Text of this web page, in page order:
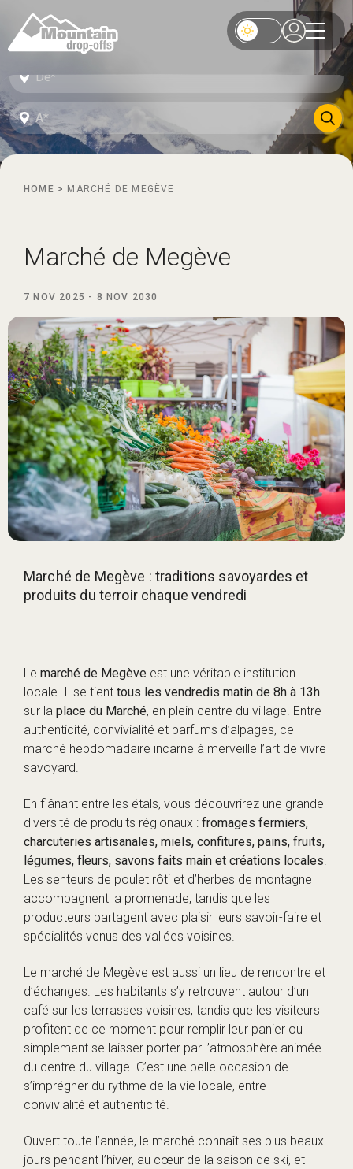
HOME > MARCHÉ DE MEGÈVE
Marché de Megève
7 NOV 2025 - 8 NOV 2030
Marché de Megève : traditions savoyardes et
produits du terroir chaque vendredi
Le marché de Megève est une véritable institution
locale. Il se tient tous les vendredis matin de 8h à 13h
sur la place du Marché, en plein centre du village. Entre
authenticité, convivialité et parfums d’alpages, ce
marché hebdomadaire incarne à merveille l’art de vivre
savoyard.
En flânant entre les étals, vous découvrirez une grande
diversité de produits régionaux : fromages fermiers,
charcuteries artisanales, miels, confitures, pains, fruits,
légumes, fleurs, savons faits main et créations locales.
Les senteurs de poulet rôti et d’herbes de montagne
accompagnent la promenade, tandis que les
producteurs partagent avec plaisir leurs savoir-faire et
spécialités venus des vallées voisines.
Le marché de Megève est aussi un lieu de rencontre et
d’échanges. Les habitants s’y retrouvent autour d’un
café sur les terrasses voisines, tandis que les visiteurs
profitent de ce moment pour remplir leur panier ou
simplement se laisser porter par l’atmosphère animée
du centre du village. C’est une belle occasion de
s’imprégner du rythme de la vie locale, entre
convivialité et authenticité.
Ouvert toute l’année, le marché connaît ses plus beaux
jours pendant l’hiver, au cœur de la saison de ski, et